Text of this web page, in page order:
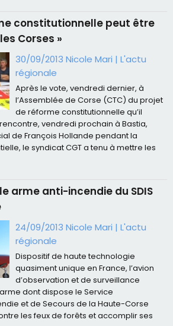
constitutionnelle peut être
Corses »
30/09/2013 Nicole Mari |L'actu
régionale
Après le vote, vendredi dernier, à
l’Assemblée de Corse (CTC) du projet
de réforme constitutionnelle qu’il
vendredi prochain à Bastia,
de François Hollande pendant la
le syndicat CGT a tenu à mettre les
arme anti-incendie du SDIS
24/09/2013 Nicole Mari |L'actu
régionale
Dispositif de haute technologie
quasiment unique en France, l’avion
d’observation et de surveillance
dont dispose le Service
et de Secours de la Haute-Corse
les feux de forêts et accomplir ses